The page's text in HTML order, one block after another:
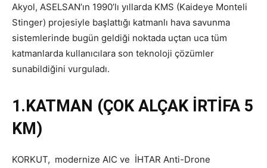
Akyol, ASELSAN’ın 1990’lı yıllarda KMS (Kaideye Monteli
Stinger) projesiyle başlattığı katmanlı hava savunma
sistemlerinde bugün geldiği noktada uçtan uca tüm
katmanlarda kullanıcılara son teknoloji çözümler
sunabildiğini vurguladı.
1.KATMAN (ÇOK ALÇAK İRTİFA 5
KM)
KORKUT, modernize AIC ve İHTAR Anti-Drone